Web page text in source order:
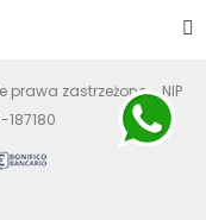
prawa zastrzeżone - NIP
187180